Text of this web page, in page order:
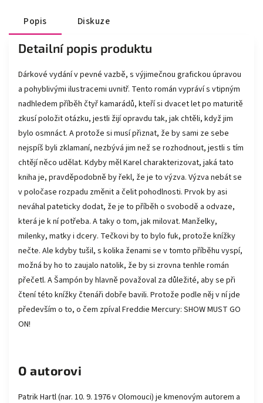
Popis Diskuze
Detailní popis produktu
Dárkové vydání v pevné vazbě, s výjimečnou grafickou úpravou
a pohyblivými ilustracemi uvnitř. Tento román vypráví s vtipným
nadhledem příběh čtyř kamarádů, kteří si dvacet let po maturitě
zkusí položit otázku, jestli žijí opravdu tak, jak chtěli, když jim
bylo osmnáct. A protože si musí přiznat, že by sami ze sebe
nejspíš byli zklamaní, nezbývá jim než se rozhodnout, jestli s tím
chtějí něco udělat. Kdyby měl Karel charakterizovat, jaká tato
kniha je, pravděpodobně by řekl, že je to výzva. Výzva nebát se
v poločase rozpadu změnit a čelit pohodlnosti. Prvok by asi
neváhal pateticky dodat, že je to příběh o svobodě a odvaze,
která je k ní potřeba. A taky o tom, jak milovat. Manželky,
milenky, matky i dcery. Tečkovi by to bylo fuk, protože knížky
nečte. Ale kdyby tušil, s kolika ženami se v tomto příběhu vyspí,
možná by ho to zaujalo natolik, že by si zrovna tenhle román
přečetl. A Šampón by hlavně považoval za důležité, aby se při
čtení této knížky čtenáři dobře bavili. Protože podle něj v ní jde
především o to, o čem zpíval Freddie Mercury: SHOW MUST GO
ON!
O autorovi
Patrik Hartl (nar. 10. 9. 1976 v Olomouci) je kmenovým autorem a